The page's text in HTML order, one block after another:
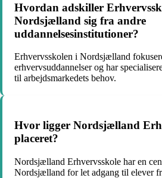
Hvordan adskiller
Nordsjælland sig fra andre
uddannelsesinstitutioner?
Erhvervsskolen i Nordsjælland
erhvervsuddannelser og har
til arbejdsmarkedets behov.
Hvor ligger Nordsjælland
placeret?
Nordsjælland Erhvervsskole har en
Nordsjælland for let adgang til elever